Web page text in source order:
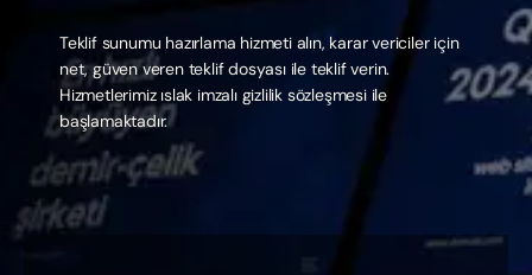
Teklif sunumu hazırlama hizmeti alın, karar vericiler için
net, güven veren teklif dosyası ile teklif verin.
Hizmetlerimiz ıslak imzalı gizlilik sözleşmesi ile
başlamaktadır.